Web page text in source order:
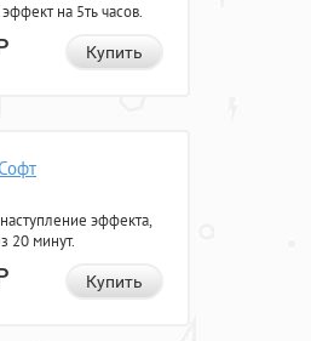
на 5ть часов.
Купить
эффекта,
20 минут.
Купить